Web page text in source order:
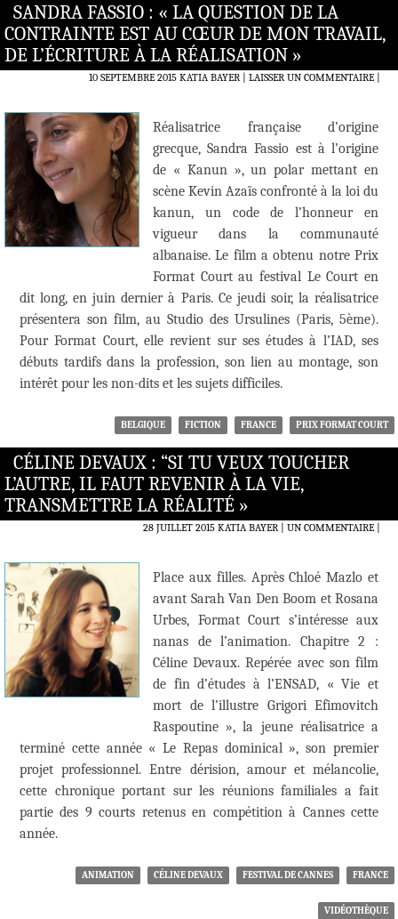
SANDRA FASSIO : « LA QUESTION DE LA
CONTRAINTE EST AU CŒUR DE MON TRAVAIL,
DE L’ÉCRITURE À LA RÉALISATION »
10 SEPTEMBRE 2015 KATIA BAYER LAISSER UN COMMENTAIRE|
Réalisatrice française d’origine
grecque, Sandra Fassio est à l’origine
de « Kanun », un polar mettant en
scène Kevin Azaïs confronté à la loi du
kanun, un code de l’honneur en
vigueur dans la communauté
albanaise. Le film a obtenu notre Prix
Format Court au festival Le Court en
dit long, en juin dernier à Paris. Ce jeudi soir, la réalisatrice
présentera son film, au Studio des Ursulines (Paris, 5ème).
Pour Format Court, elle revient sur ses études à l’IAD, ses
débuts tardifs dans la profession, son lien au montage, son
intérêt pour les non-dits et les sujets difficiles.
BELGIQUE FICTION FRANCE PRIX FORMAT COURT
CÉLINE DEVAUX : “SI TU VEUX TOUCHER
L’AUTRE, IL FAUT REVENIR À LA VIE,
TRANSMETTRE LA RÉALITÉ »
28 JUILLET 2015 KATIA BAYER UN COMMENTAIRE|
Place aux filles. Après Chloé Mazlo et
avant Sarah Van Den Boom et Rosana
Urbes, Format Court s’intéresse aux
nanas de l’animation. Chapitre 2 :
Céline Devaux. Repérée avec son film
de fin d’études à l’ENSAD, « Vie et
mort de l’illustre Grigori Efimovitch
Raspoutine », la jeune réalisatrice a
terminé cette année « Le Repas dominical », son premier
projet professionnel. Entre dérision, amour et mélancolie,
cette chronique portant sur les réunions familiales a fait
partie des 9 courts retenus en compétition à Cannes cette
année.
ANIMATION CÉLINE DEVAUX FESTIVAL DE CANNES FRANCE
VIDÉOTHÈQUE